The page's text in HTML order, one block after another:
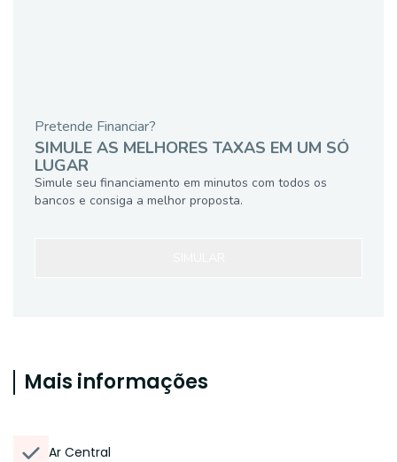
Pretende Financiar?
SIMULE AS MELHORES TAXAS EM UM SÓ
LUGAR
Simule seu financiamento em minutos com todos os
bancos e consiga a melhor proposta.
Mais informações
Ar Central